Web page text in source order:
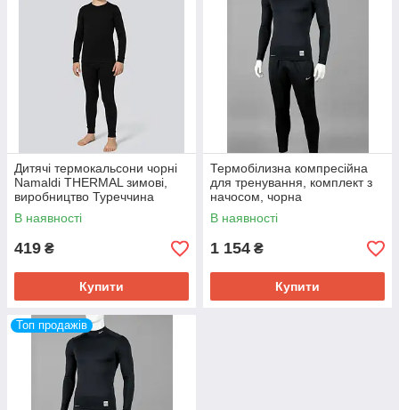
Дитячі термокальсони чорні
Namaldi THERMAL зимові,
виробництво Туреччина
В наявності
419 ₴
Купити
Термобілизна компресійна
для тренування, комплект з
начосом, чорна
В наявності
1 154 ₴
Купити
Топ продажів